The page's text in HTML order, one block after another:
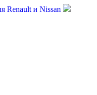
Renault и Nissan